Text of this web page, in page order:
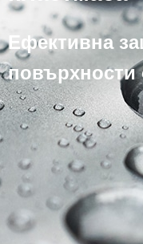
Ефективна
повърхности